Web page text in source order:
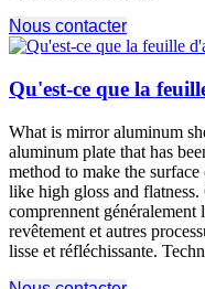
Nous contacter
Qu'est-ce que la
What is mirror aluminum
aluminum plate that has
method to make the
like high gloss and flatness.
comprennent généralement
revêtement et autres
lisse et réfléchissante.